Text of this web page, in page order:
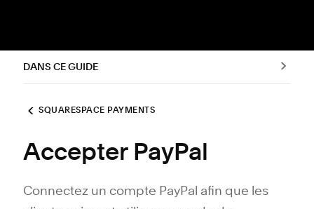
DANS CE GUIDE
SQUARESPACE PAYMENTS
Accepter PayPal
Connectez un compte PayPal afin que les